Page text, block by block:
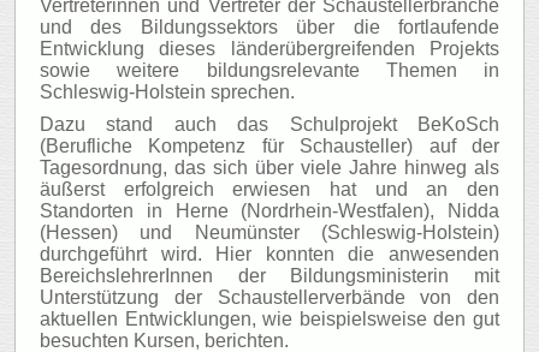
Vertreterinnen und Vertreter der Schaustellerbranche
und des Bildungssektors über die fortlaufende
Entwicklung dieses länderübergreifenden Projekts
sowie weitere bildungsrelevante Themen in
Schleswig-Holstein sprechen.
Dazu stand auch das Schulprojekt BeKoSch
(Berufliche Kompetenz für Schausteller) auf der
Tagesordnung, das sich über viele Jahre hinweg als
äußerst erfolgreich erwiesen hat und an den
Standorten in Herne (Nordrhein-Westfalen), Nidda
(Hessen) und Neumünster (Schleswig-Holstein)
durchgeführt wird. Hier konnten die anwesenden
BereichslehrerInnen der Bildungsministerin mit
Unterstützung der Schaustellerverbände von den
aktuellen Entwicklungen, wie beispielsweise den gut
besuchten Kursen, berichten.